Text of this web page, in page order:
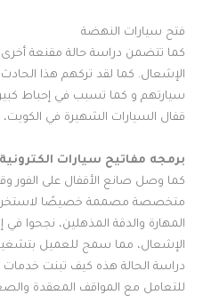
فتح سيارات النهضة
كما تتضمن دراسة حالة مقنعة أخرى
الإشعال. كما لقد تركهم هذا
سيارتهم و كما تسبب في إحباط
قفال السيارات الشهيرة في الكويت،
برمجه مفاتيح سيارات الكترونية
كما وصل صانع الأقفال على الفور
متخصصة مصممة خصيصًا
المهارة والدقة المذهلين، نجحوا
الإشعال، مما سمح للعميل
دراسة الحالة هذه كيف تبنت خدمات
للتعامل مع المواقف المعقدة